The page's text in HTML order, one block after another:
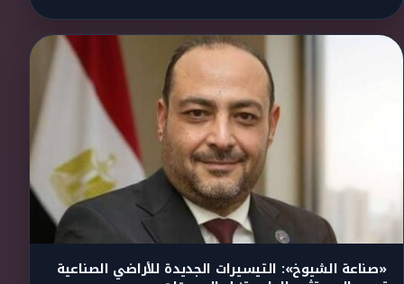
«صناعة الشيوخ»: التيسيرات الجديدة للأراضي الصناعية